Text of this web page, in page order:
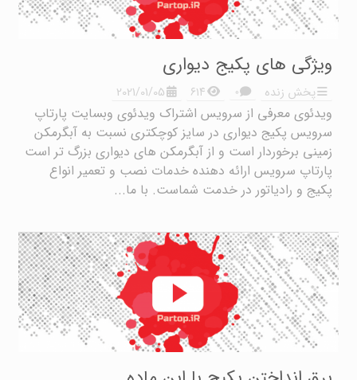
ویژگی های پکیج دیواری
پخش زنده ۰ ۶۱۴ 2021/01/05
ویدئوی معرفی از سرویس اشتراک ویدئوی وبسایت پارتاپ
سرویس پکیج دیواری در سایز کوچکتری نسبت به آبگرمکن
زمینی برخوردار است و از آبگرمکن های دیواری بزرگ تر است
پارتاپ سرویس ارائه دهنده خدمات نصب و تعمیر انواع
پکیج و رادیاتور در خدمت شماست. با ما...